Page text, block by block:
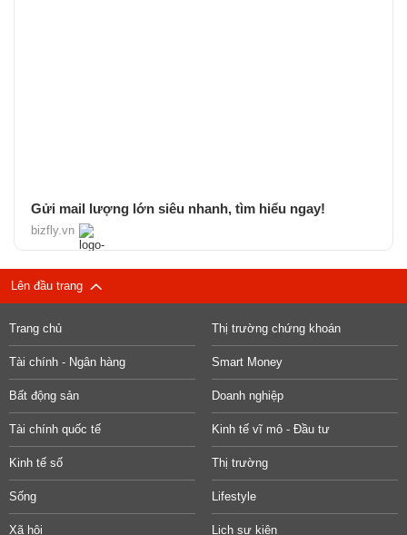
Gửi mail lượng lớn siêu nhanh, tìm hiểu ngay!
bizfly.vn
Lên đầu trang
Trang chủ Thị trường chứng khoán
Tài chính - Ngân hàng Smart Money
Bất động sản Doanh nghiệp
Tài chính quốc tế Kinh tế vĩ mô - Đầu tư
Kinh tế số Thị trường
Sống Lifestyle
Xã hội Lịch sự kiện